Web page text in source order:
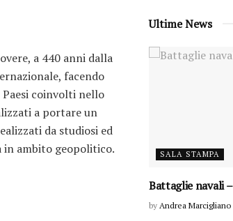
a 440 anni dalla
facendo
coinvolti nello
a portare un
da studiosi ed
in ambito geopolitico.
Ultime News
SALA STAMPA
Battaglie navali
by Andrea Marcigliano